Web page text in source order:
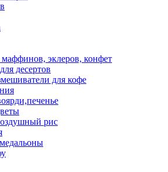
эклеров, конфет
десертов
для кофе
рис